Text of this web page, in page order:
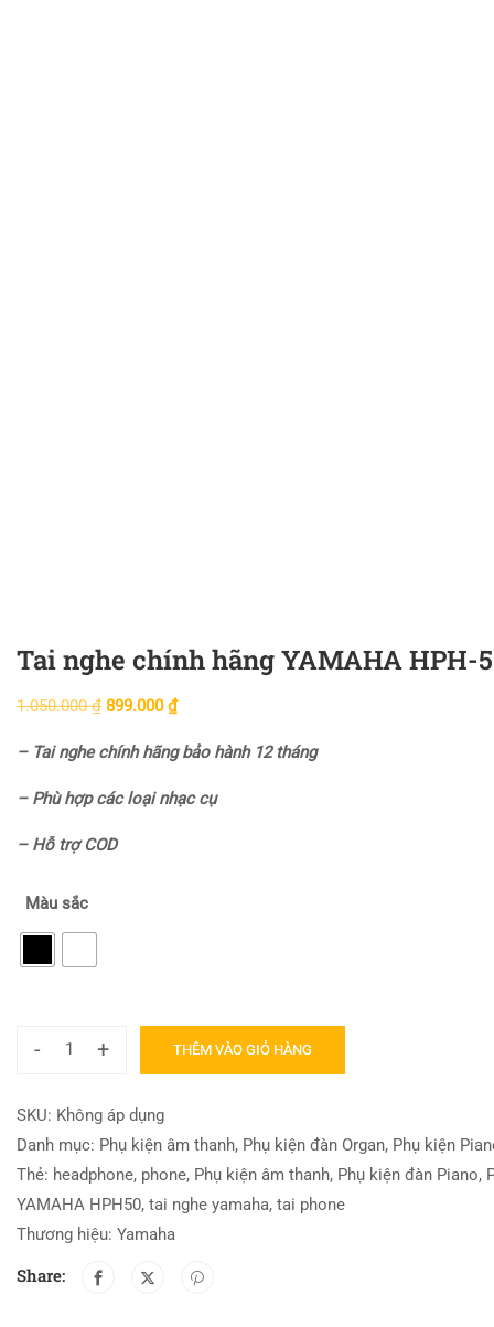
Tai nghe chính hãng YAMAHA HPH-
1.050.000₫ 899.000₫
– Tai nghe chính hãng bảo hành 12 tháng
– Phù hợp các loại nhạc cụ
– Hỗ trợ COD
Màu sắc
- + THÊM VÀO GIỎ HÀNG
SKU: Không áp dụng
Danh mục: Phụ kiện âm thanh, Phụ kiện đàn Organ, Phụ kiện
Thẻ: headphone, phone, Phụ kiện âm thanh, Phụ kiện đàn Piano,
YAMAHA HPH50, tai nghe yamaha, tai phone
Thương hiệu: Yamaha
Share: